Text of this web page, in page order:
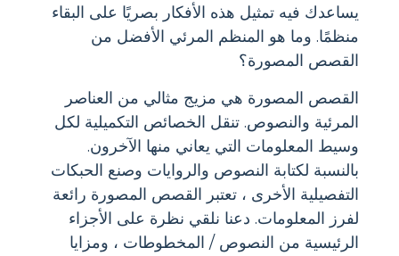
يساعدك فيه تمثيل هذه الأفكار بصريًا على البقاء
منظمًا. وما هو المنظم المرئي الأفضل من
القصص المصورة؟
القصص المصورة هي مزيج مثالي من العناصر
المرئية والنصوص. تنقل الخصائص التكميلية لكل
وسيط المعلومات التي يعاني منها الآخرون.
بالنسبة لكتابة النصوص والروايات وصنع الحبكات
التفصيلية الأخرى ، تعتبر القصص المصورة رائعة
لفرز المعلومات. دعنا نلقي نظرة على الأجزاء
الرئيسية من النصوص / المخطوطات ، ومزايا